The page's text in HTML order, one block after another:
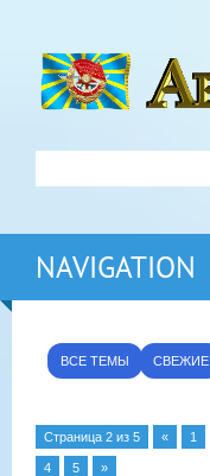
NAVIGATION
ВСЕ ТЕМЫ СВЕЖИЕ
Страница 2 из 5 « 1
4 5 »